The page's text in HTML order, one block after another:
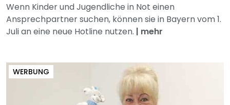
Wenn Kinder und Jugendliche in Not einen
Ansprechpartner suchen, können sie in Bayern vom 1.
Juli an eine neue Hotline nutzen. | mehr
WERBUNG